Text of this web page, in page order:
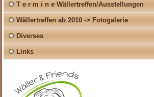
T e r m i n e Wällertreffen/Ausstellungen
Wällertreffen ab 2010 -> Fotogalerie
Diverses
Links